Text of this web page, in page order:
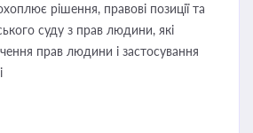
рішення, правові позиції та
суду з прав людини, які
прав людини і застосування